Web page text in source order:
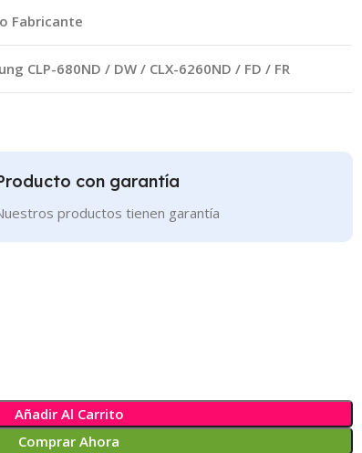
Fabricante
CLP-680ND / DW / CLX-6260ND / FD / FR
con garantía
productos tienen garantía
Añadir Al Carrito
Comprar Ahora